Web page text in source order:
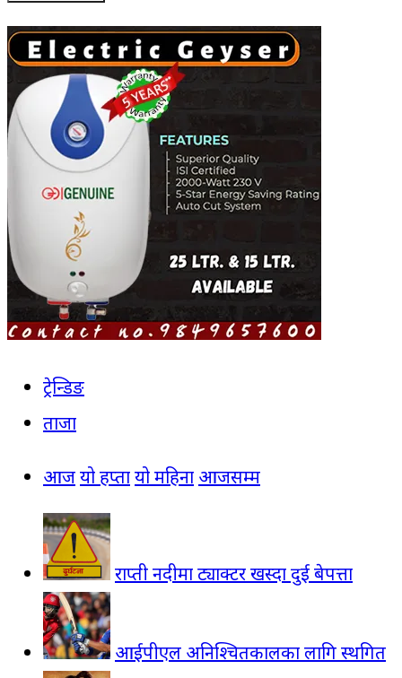
ट्रेन्डिङ
ताजा
आजयो हप्तायो महिना आजसम्म
राप्ती नदीमा ट्याक्टर खस्दा दुई बेपत्ता
आईपीएल अनिश्चितकालका लागि स्थगित